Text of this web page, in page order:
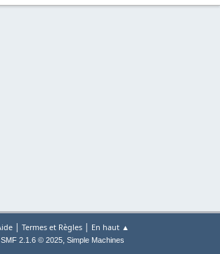
| Termes et Règles| En haut ▲
SMF 2.1.6 © 2025, Simple Machines